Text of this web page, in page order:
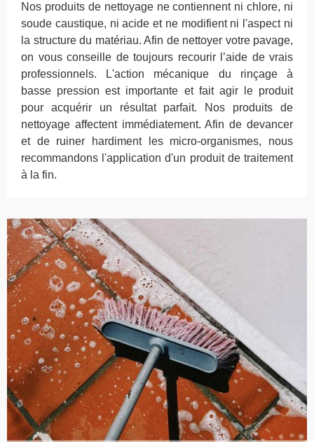
Nos produits de nettoyage ne contiennent ni chlore, ni
soude caustique, ni acide et ne modifient ni l'aspect ni
la structure du matériau. Afin de nettoyer votre pavage,
on vous conseille de toujours recourir l’aide de vrais
professionnels. L'action mécanique du rinçage à
basse pression est importante et fait agir le produit
pour acquérir un résultat parfait. Nos produits de
nettoyage affectent immédiatement. Afin de devancer
et de ruiner hardiment les micro-organismes, nous
recommandons l'application d'un produit de traitement
à la fin.